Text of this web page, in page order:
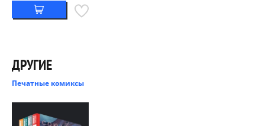
ДРУГИЕ
Печатные комиксы